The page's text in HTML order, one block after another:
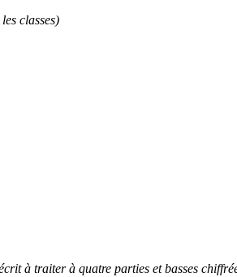
classes)
à traiter à quatre parties et basses